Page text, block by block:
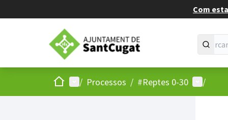
Com
Inici Menú principal
/ Processos / #Reptes 0-30 Menú
/